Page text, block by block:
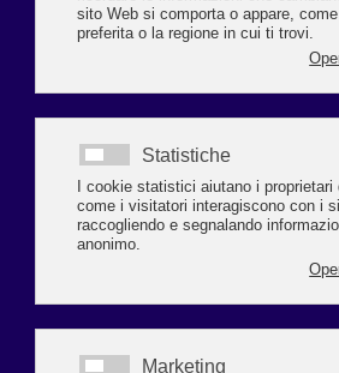
Sei un giovane albergatore o un figlio
hai ancora compiuto 40 anni?
GESTIRE LA
15 e 22 marzo 2022 in